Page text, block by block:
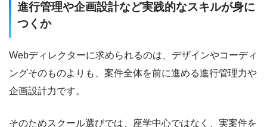
2026年〜｜個人開発者・マイクロSaaS開発中
制作実績（ディレクター・アートディレクターとして）
Webサイト：10件以上
SEOメディア：5件以上
進行管理や企画設計など実践的なスキルが身に
つくか
Webディレクターに求められるのは、デザインやコーディ
ングそのものよりも、案件全体を前に進める進行管理力や
企画設計力です。
そのためスクール選びでは、座学中心ではなく、実案件を